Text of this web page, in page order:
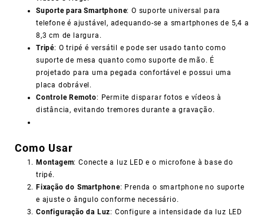
Suporte para Smartphone: O suporte universal para
telefone é ajustável, adequando-se a smartphones de 5,4 a
8,3 cm de largura.
Tripé: O tripé é versátil e pode ser usado tanto como
suporte de mesa quanto como suporte de mão. É
projetado para uma pegada confortável e possui uma
placa dobrável.
Controle Remoto: Permite disparar fotos e vídeos à
distância, evitando tremores durante a gravação.
Como Usar
Montagem: Conecte a luz LED e o microfone à base do
tripé.
Fixação do Smartphone: Prenda o smartphone no suporte
e ajuste o ângulo conforme necessário.
Configuração da Luz: Configure a intensidade da luz LED